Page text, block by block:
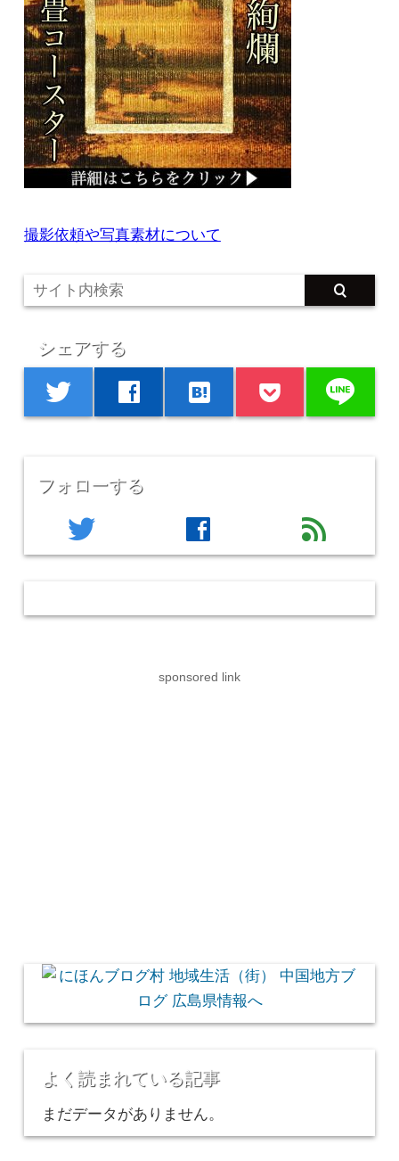
撮影依頼や写真素材について
シェアする
twitter facebook hatenabookmark line
フォローする
twitter facebook feed
sponsored link
よく読まれている記事
まだデータがありません。